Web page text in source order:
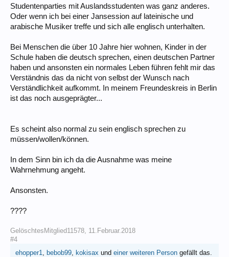
Studentenparties mit Auslandsstudenten was ganz anderes.
Oder wenn ich bei einer Jansession auf lateinische und
arabische Musiker treffe und sich alle englisch unterhalten.
Bei Menschen die über 10 Jahre hier wohnen, Kinder in der
Schule haben die deutsch sprechen, einen deutschen Partner
haben und ansonsten ein normales Leben führen fehlt mir das
Verständnis das da nicht von selbst der Wunsch nach
Verständlichkeit aufkommt. In meinem Freundeskreis in Berlin
ist das noch ausgeprägter...
Es scheint also normal zu sein englisch sprechen zu
müssen/wollen/können.
In dem Sinn bin ich da die Ausnahme was meine
Wahrnehmung angeht.
Ansonsten.
????
GelöschtesMitglied11578, 11.Februar.2018
#4
ehopper1, bebob99, kokisax und einer weiteren Person gefällt das.